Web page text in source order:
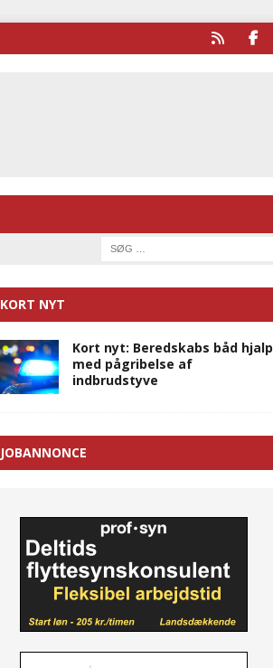
KORT NYT
Kort nyt: Beredskabs båd hjalp
med pågribelse af
indbrudstyve
JOBANNONCE